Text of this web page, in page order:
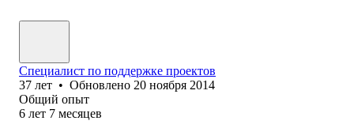
Специалист по поддержке проектов
37 лет • Обновлено 20 ноября 2014
Общий опыт
6 лет 7 месяцев